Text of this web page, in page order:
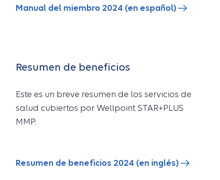
Manual del miembro 2024 (en español)
Resumen de beneficios
Este es un breve resumen de los servicios de
salud cubiertos por Wellpoint STAR+PLUS
MMP.
Resumen de beneficios 2024 (en inglés)